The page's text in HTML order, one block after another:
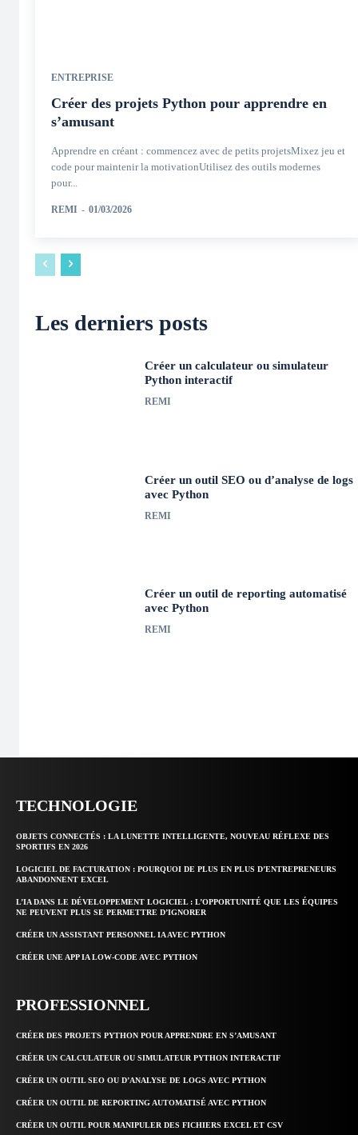
ENTREPRISE
Créer des projets Python pour apprendre en
s’amusant
Apprendre en créant : commencez avec de petits projetsMixez jeu et
code pour maintenir la motivationUtilisez des outils modernes
pour...
REMI - 01/03/2026
Les derniers posts
Créer un calculateur ou simulateur
Python interactif
REMI
Créer un outil SEO ou d’analyse de logs
avec Python
REMI
Créer un outil de reporting automatisé
avec Python
REMI
TECHNOLOGIE
OBJETS CONNECTÉS : LA LUNETTE INTELLIGENTE, NOUVEAU RÉFLEXE DES
SPORTIFS EN 2026
LOGICIEL DE FACTURATION : POURQUOI DE PLUS EN PLUS D’ENTREPRENEURS
ABANDONNENT EXCEL
L’IA DANS LE DÉVELOPPEMENT LOGICIEL : L’OPPORTUNITÉ QUE LES ÉQUIPES
NE PEUVENT PLUS SE PERMETTRE D’IGNORER
CRÉER UN ASSISTANT PERSONNEL IA AVEC PYTHON
CRÉER UNE APP IA LOW-CODE AVEC PYTHON
PROFESSIONNEL
CRÉER DES PROJETS PYTHON POUR APPRENDRE EN S’AMUSANT
CRÉER UN CALCULATEUR OU SIMULATEUR PYTHON INTERACTIF
CRÉER UN OUTIL SEO OU D’ANALYSE DE LOGS AVEC PYTHON
CRÉER UN OUTIL DE REPORTING AUTOMATISÉ AVEC PYTHON
CRÉER UN OUTIL POUR MANIPULER DES FICHIERS EXCEL ET CSV